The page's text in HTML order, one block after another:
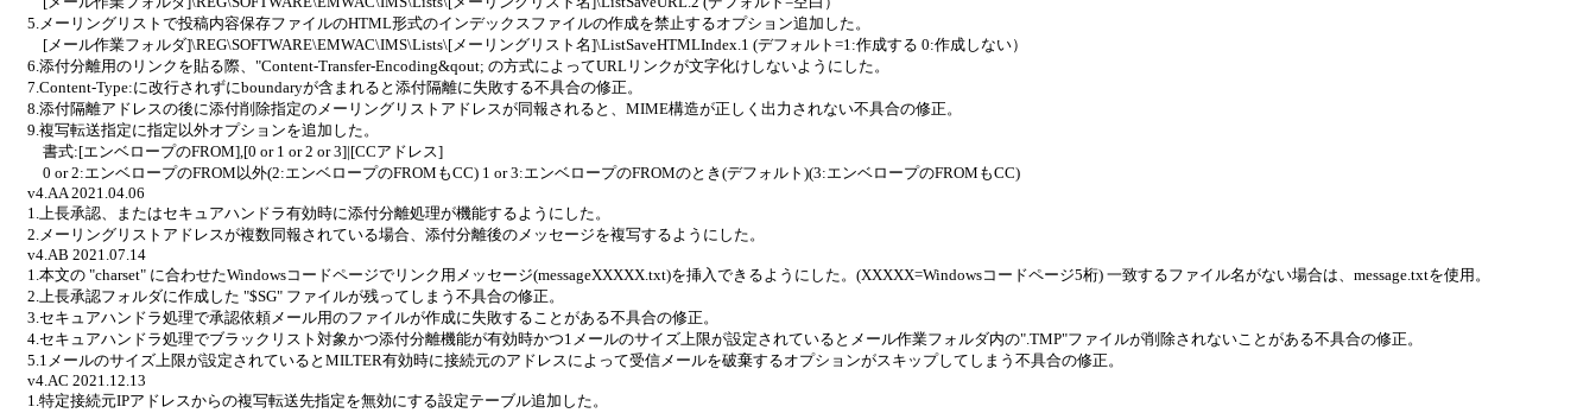
5.メーリングリストで投稿内容保存ファイルのHTML形式のインデックスファイルの作成を禁止するオプション追加した。
[メール作業フォルダ]\REG\SOFTWARE\EMWAC\IMS\Lists\[メーリングリスト名]\ListSaveHTMLIndex.1 (デフォルト=1:作成する 0:作成しない）
6.添付分離用のリンクを貼る際、"Content-Transfer-Encoding&qout; の方式によってURLリンクが文字化けしないようにした。
7.Content-Type:に改行されずにboundaryが含まれると添付隔離に失敗する不具合の修正。
8.添付隔離アドレスの後に添付削除指定のメーリングリストアドレスが同報されると、MIME構造が正しく出力されない不具合の修正。
9.複写転送指定に指定以外オプションを追加した。
書式:[エンベロープのFROM],[0 or 1 or 2 or 3]|[CCアドレス]
0 or 2:エンベロープのFROM以外(2:エンベロープのFROMもCC) 1 or 3:エンベロープのFROMのとき(デフォルト)(3:エンベロープのFROMもCC)
v4.AA 2021.04.06
1.上長承認、またはセキュアハンドラ有効時に添付分離処理が機能するようにした。
2.メーリングリストアドレスが複数同報されている場合、添付分離後のメッセージを複写するようにした。
v4.AB 2021.07.14
1.本文の "charset" に合わせたWindowsコードページでリンク用メッセージ(messageXXXXX.txt)を挿入できるようにした。(XXXXX=Windowsコードページ5桁) 一致するファイル名がない場合は、message.txtを使用。
2.上長承認フォルダに作成した "$SG" ファイルが残ってしまう不具合の修正。
3.セキュアハンドラ処理で承認依頼メール用のファイルが作成に失敗することがある不具合の修正。
4.セキュアハンドラ処理でブラックリスト対象かつ添付分離機能が有効時かつ1メールのサイズ上限が設定されているとメール作業フォルダ内の".TMP"ファイルが削除されないことがある不具合の修正。
5.1メールのサイズ上限が設定されているとMILTER有効時に接続元のアドレスによって受信メールを破棄するオプションがスキップしてしまう不具合の修正。
v4.AC 2021.12.13
1.特定接続元IPアドレスからの複写転送先指定を無効にする設定テーブル追加した。